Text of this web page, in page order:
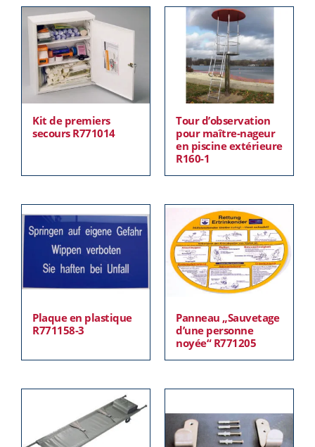
Kit de premiers
secours R771014
Tour d’observation
pour maître-nageur
en piscine extérieure
R160-1
Plaque en plastique
R771158-3
Panneau „Sauvetage
d’une personne
noyée“ R771205